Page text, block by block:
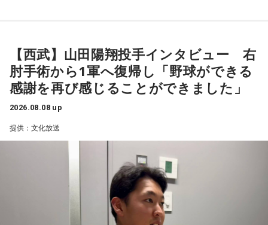
こりを和らげる」をテーマに、さまざまな「心のこり」に触
れながら、自分自身の想いを見つめ直す機会を届けました。
■番組名：『田村淳のNewsCLUB「自分自身と話そうの
■放送日時：2026年8月11日（火・祝）午前9時00分～10時
します。
（左から）福田正博さん、藤木直人、高見侑里
1966年生まれの福田正博さんは、日本人初のJリーグ得点王に
輝き、Jリーグ通算228試合出場93得点を挙げ、日本代表では
45試合出場で9ゴールを記録するなど活躍を見せ、1993年に
はW杯アジア地区最終予選にも出場しました。2002年に現役
【西武】山田陽翔投手インタビュー 右
肘手術から1軍へ復帰し「野球ができる
感謝を再び感じることができました」
2026.08.08 up
提供：文化放送